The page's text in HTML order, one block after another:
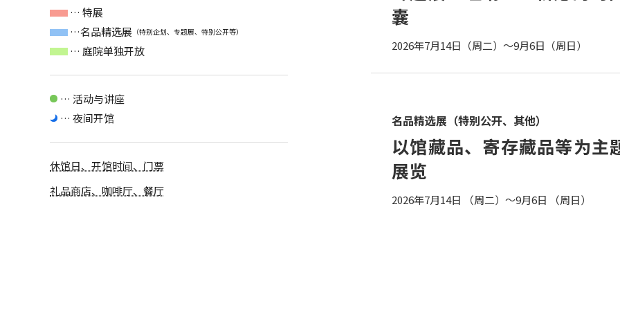
… 特展
…名品精选展 （特别企划、专题展、特别公开等）
… 庭院单独开放
… 活动与讲座
… 夜间开馆
休馆日、开馆时间、门票
礼品商店、咖啡厅、餐厅
囊
2026年7月14日（周二）～9月6日（周日）
名品精选展（特别公开、其他）
以馆藏品、寄存藏品等为主
展览
2026年7月14日 （周二）～9月6日 （周日）